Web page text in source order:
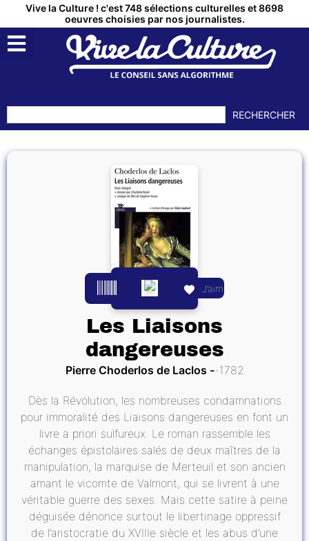
Vive la Culture ! c'est 748 sélections culturelles et 8698
oeuvres choisies par nos journalistes.
RECHERCHER
J’aime
Les Liaisons
dangereuses
Pierre Choderlos de Laclos 1782
Dès la Révolution, les nombreuses condamnations
pour immoralité des Liaisons dangereuses en font un
livre a priori sulfureux. Le roman rassemble les
échanges épistolaires salés de deux maîtres de la
manipulation, la marquise de Merteuil et son ancien
amant le vicomte de Valmont, qui se livrent à une
véritable guerre des sexes. Mais cette satire à peine
déguisée dénonce surtout le libertinage oppressif
de l’aristocratie du XVIIIe siècle et les abus d’une